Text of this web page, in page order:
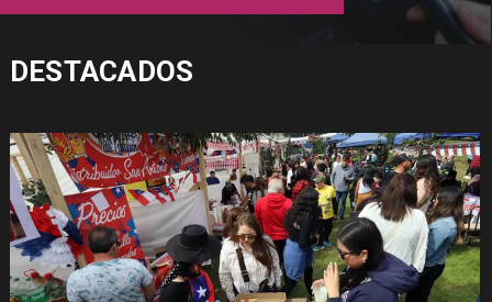
DESTACADOS